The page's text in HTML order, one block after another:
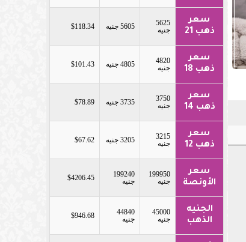
سعر
ذهب 21
5625
جنيه
5605 جنيه $118.34
سعر
ذهب 18
4820
جنيه
4805 جنيه $101.43
سعر
ذهب 14
3750
جنيه
3735 جنيه $78.89
سعر
ذهب 12
3215
جنيه
3205 جنيه $67.62
سعر
الأونصة
199950
جنيه
199240
جنيه
$4206.45
الجنيه
الذهب
45000
جنيه
44840
جنيه
$946.68